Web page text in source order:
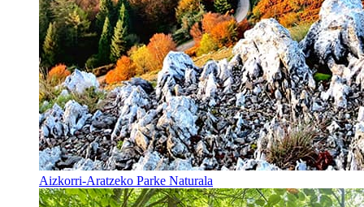
Aizkorri-Aratzeko Parke Naturala